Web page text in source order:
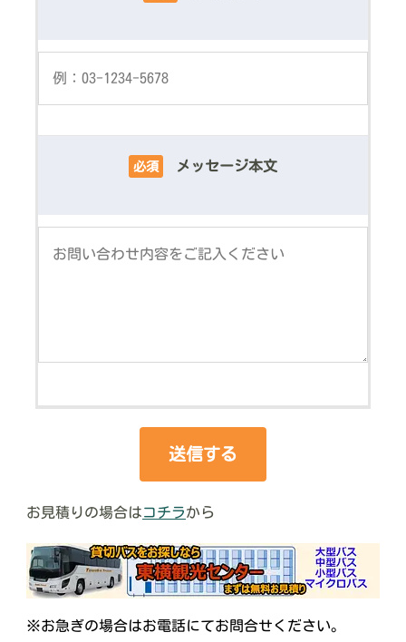
必須 メッセージ本文
お見積りの場合はコチラから
※お急ぎの場合はお電話にてお問合せください。